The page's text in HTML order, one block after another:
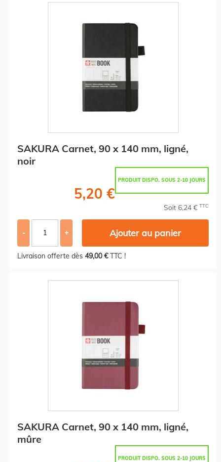
SAKURA Carnet, 90 x 140 mm, ligné,
noir
PRODUIT DISPO. SOUS 2-10 JOURS
5,20 €
Soit 6,24 € TTC
- + Ajouter au panier
Livraison offerte dès 49,00 €TTC !
SAKURA Carnet, 90 x 140 mm, ligné,
mûre
PRODUIT DISPO. SOUS 2-10 JOURS